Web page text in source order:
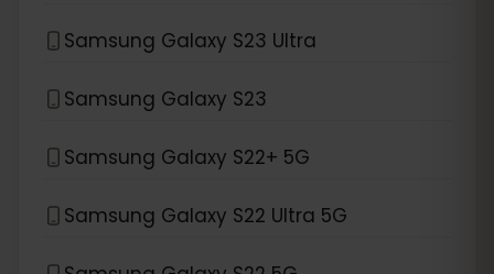
Samsung Galaxy S23 Ultra
Samsung Galaxy S23
Samsung Galaxy S22+ 5G
Samsung Galaxy S22 Ultra 5G